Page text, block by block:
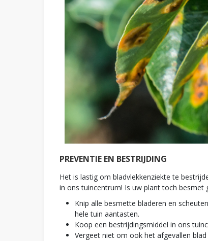
PREVENTIE EN BESTRIJDING
Het is lastig om bladvlekkenziekte te
in ons tuincentrum! Is uw plant toch besmet
Knip alle besmette bladeren en
hele tuin aantasten.
Koop een bestrijdingsmiddel in ons
Vergeet niet om ook het afgevallen